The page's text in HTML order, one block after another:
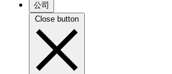
公司
Close button